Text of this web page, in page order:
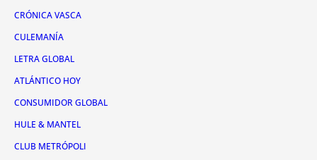
CRÓNICA VASCA
CULEMANÍA
LETRA GLOBAL
ATLÁNTICO HOY
CONSUMIDOR GLOBAL
HULE & MANTEL
CLUB METRÓPOLI